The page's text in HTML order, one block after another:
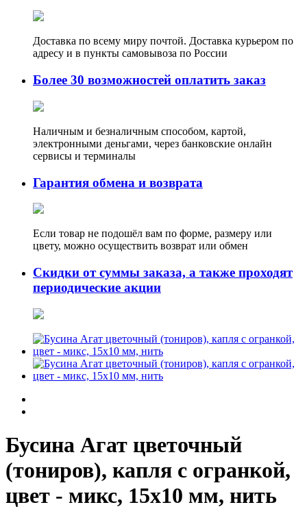
Доставка по всему миру почтой. Доставка курьером по
адресу и в пункты самовывоза по России
Более 30 возможностей оплатить заказ
Наличным и безналичным способом, картой,
электронными деньгами, через банковские онлайн
сервисы и терминалы
Гарантия обмена и возврата
Если товар не подошёл вам по форме, размеру или
цвету, можно осуществить возврат или обмен
Скидки от суммы заказа, а также проходят
периодические акции
Бусина Агат цветочный
(тониров), капля с огранкой,
цвет - микс, 15х10 мм, нить